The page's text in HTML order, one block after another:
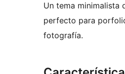
Un tema minimalista
perfecto para
fotografía.